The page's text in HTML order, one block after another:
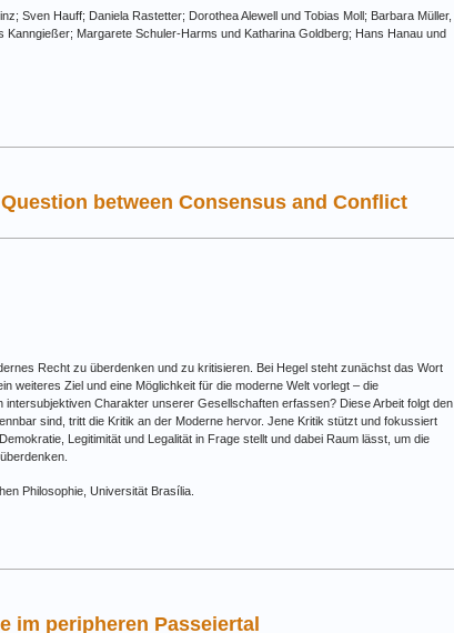
Sven Hauff; Daniela Rastetter; Dorothea Alewell und Tobias Moll; Barbara Müller,
Margarete Schuler-Harms und Katharina Goldberg; Hans Hanau und
between Consensus and Conflict
Recht zu überdenken und zu kritisieren. Bei Hegel steht zunächst das Wort
weiteres Ziel und eine Möglichkeit für die moderne Welt vorlegt – die
Charakter unserer Gesellschaften erfassen? Diese Arbeit folgt den
sind, tritt die Kritik an der Moderne hervor. Jene Kritik stützt und fokussiert
Legitimität und Legalität in Frage stellt und dabei Raum lässt, um die
Philosophie, Universität Brasília.
im peripheren Passeiertal